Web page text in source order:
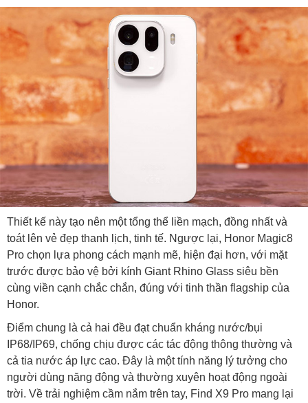
Thiết kế này tạo nên một tổng thể liền mạch, đồng nhất và
toát lên vẻ đẹp thanh lịch, tinh tế. Ngược lại, Honor Magic8
Pro chọn lựa phong cách mạnh mẽ, hiện đại hơn, với mặt
trước được bảo vệ bởi kính Giant Rhino Glass siêu bền
cùng viền cạnh chắc chắn, đúng với tinh thần flagship của
Honor.
Điểm chung là cả hai đều đạt chuẩn kháng nước/bụi
IP68/IP69, chống chịu được các tác động thông thường và
cả tia nước áp lực cao. Đây là một tính năng lý tưởng cho
người dùng năng động và thường xuyên hoạt động ngoài
trời. Về trải nghiệm cầm nắm trên tay, Find X9 Pro mang lại